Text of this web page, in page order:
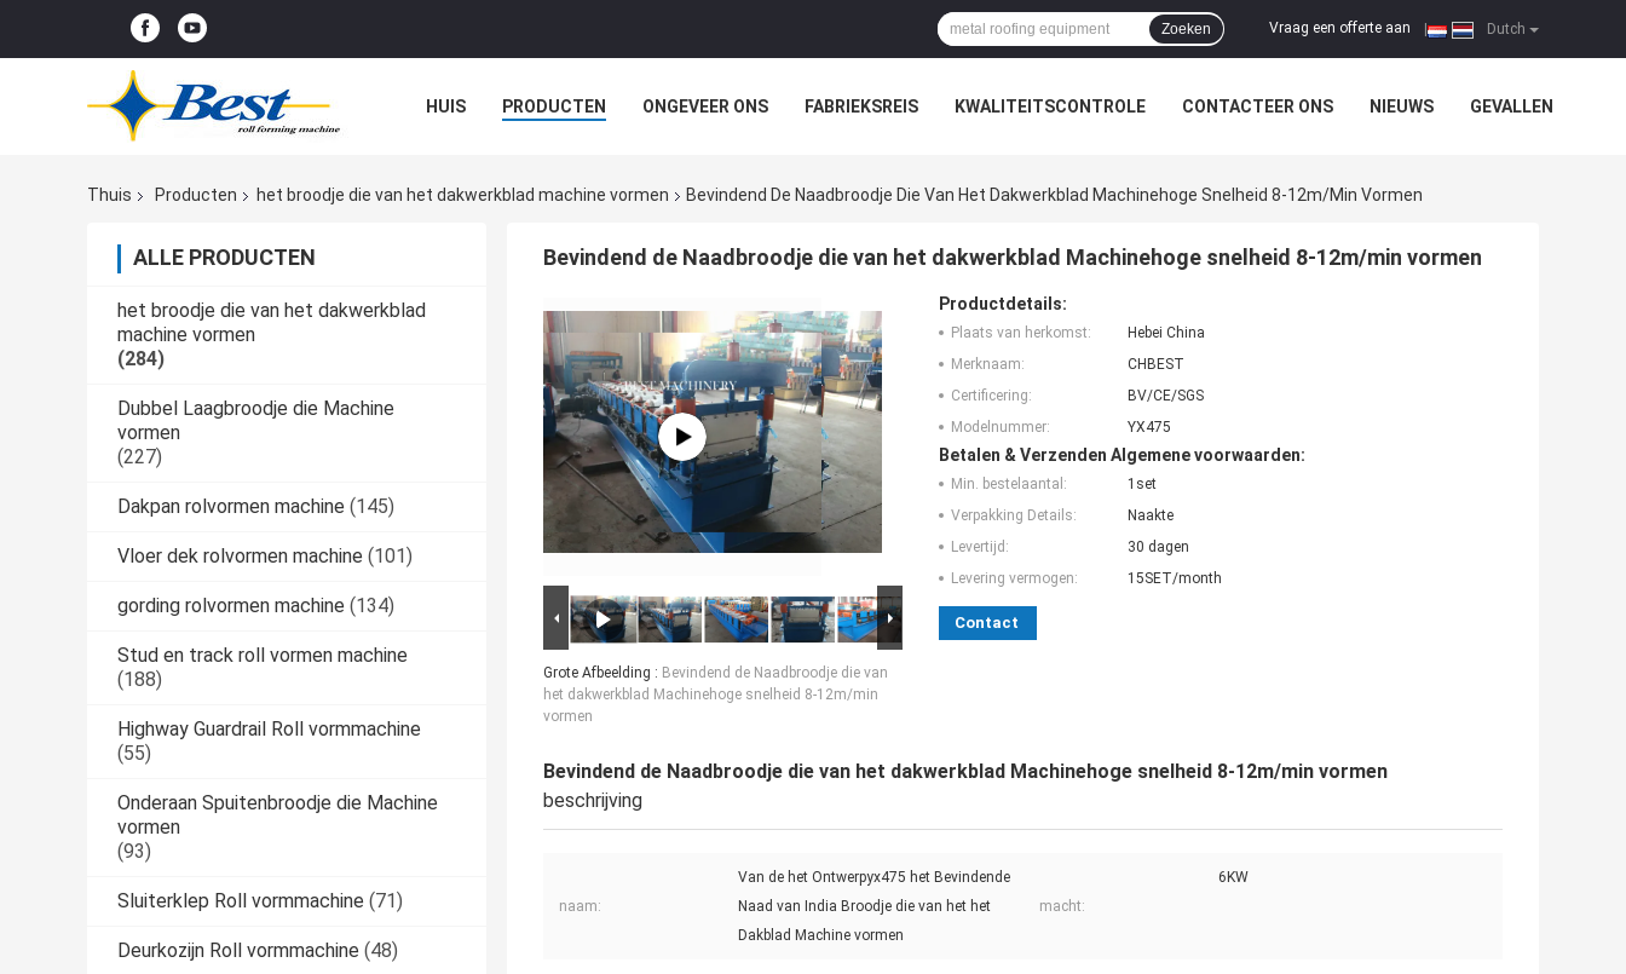
Dutch
Vraag een offerte aan
Zoeken
HUIS PRODUCTEN ONGEVEER ONS FABRIEKSREIS KWALITEITSCONTROLE CONTACTEER ONS NIEUWS GEVALLEN
Thuis Producten het broodje die van het dakwerkblad machine vormen Bevindend De Naadbroodje Die Van Het Dakwerkblad Machinehoge Snelheid 8-12m/min Vormen
ALLE PRODUCTEN
het broodje die van het dakwerkblad
machine vormen
(284)
Dubbel Laagbroodje die Machine
vormen
(227)
Dakpan rolvormen machine (145)
Vloer dek rolvormen machine (101)
gording rolvormen machine (134)
Stud en track roll vormen machine
(188)
Highway Guardrail Roll vormmachine
(55)
Onderaan Spuitenbroodje die Machine
vormen
(93)
Sluiterklep Roll vormmachine (71)
Deurkozijn Roll vormmachine (48)
Bevindend de Naadbroodje die van het dakwerkblad Machinehoge snelheid 8-12m/min vormen
Grote Afbeelding : Bevindend de Naadbroodje die van
het dakwerkblad Machinehoge snelheid 8-12m/min
vormen
Productdetails:
Plaats van herkomst:
Hebei China
Merknaam:
CHBEST
Certificering:
BV/CE/SGS
Modelnummer:
YX475
Betalen & Verzenden Algemene voorwaarden:
Min. bestelaantal:
1set
Verpakking Details:
Naakte
Levertijd:
30 dagen
Levering vermogen:
15SET/month
Contact
Bevindend de Naadbroodje die van het dakwerkblad Machinehoge snelheid 8-12m/min vormen
beschrijving
naam:
Van de het Ontwerpyx475 het Bevindende
Naad van India Broodje die van het het
Dakblad Machine vormen
macht:
6KW